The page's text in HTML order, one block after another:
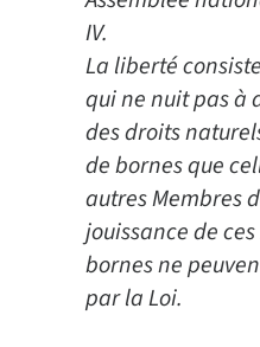
IV.
La liberté
qui ne nuit pas à
des droits
de bornes que
autres Membres
jouissance de
bornes ne
par la Loi.